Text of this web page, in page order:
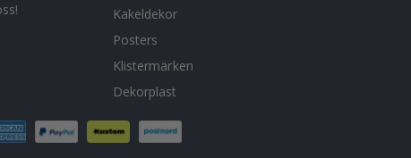
Kakeldekor
Posters
Klistermärken
Dekorplast